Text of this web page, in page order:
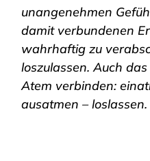
unangenehmen
damit verbundenen
wahrhaftig zu
loszulassen. Auch
Atem verbinden:
ausatmen – loslassen.